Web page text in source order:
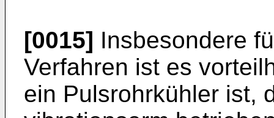
[0015] Insbesondere
Verfahren ist es
ein Pulsrohrkühler ist,